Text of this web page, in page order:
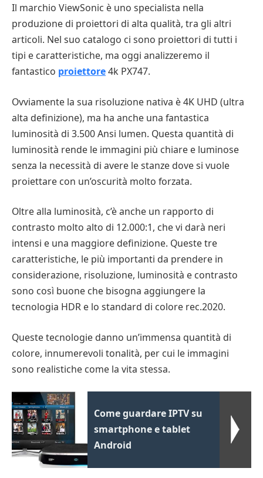
Il marchio ViewSonic è uno specialista nella
produzione di proiettori di alta qualità, tra gli altri
articoli. Nel suo catalogo ci sono proiettori di tutti i
tipi e caratteristiche, ma oggi analizzeremo il
fantastico proiettore4k PX747.
Ovviamente la sua risoluzione nativa è 4K UHD (ultra
alta definizione), ma ha anche una fantastica
luminosità di 3.500 Ansi lumen. Questa quantità di
luminosità rende le immagini più chiare e luminose
senza la necessità di avere le stanze dove si vuole
proiettare con un’oscurità molto forzata.
Oltre alla luminosità, c’è anche un rapporto di
contrasto molto alto di 12.000:1, che vi darà neri
intensi e una maggiore definizione. Queste tre
caratteristiche, le più importanti da prendere in
considerazione, risoluzione, luminosità e contrasto
sono così buone che bisogna aggiungere la
tecnologia HDR e lo standard di colore rec.2020.
Queste tecnologie danno un’immensa quantità di
colore, innumerevoli tonalità, per cui le immagini
sono realistiche come la vita stessa.
Come guardare IPTV su
smartphone e tablet
Android